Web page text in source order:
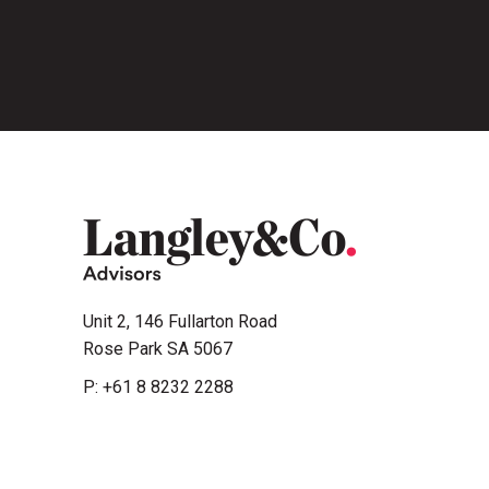
Unit 2, 146 Fullarton Road
Rose Park SA 5067
P: +61 8 8232 2288